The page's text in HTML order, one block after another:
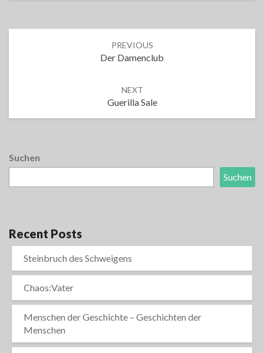
PREVIOUS
Der Damenclub
NEXT
Guerilla Sale
Suchen
Suchen
Recent Posts
Steinbruch des Schweigens
Chaos:Vater
Menschen der Geschichte – Geschichten der
Menschen